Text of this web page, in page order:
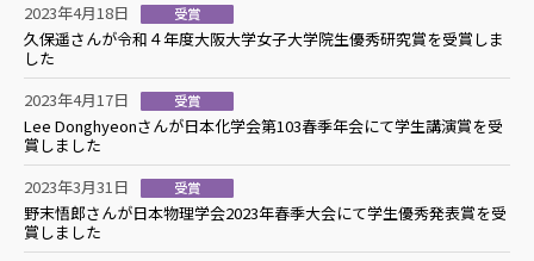
2023年4月18日
受賞
久保遥さんが令和４年度大阪大学女子大学院生優秀研究賞を受賞しま
した
2023年4月17日
受賞
Lee Donghyeonさんが日本化学会第103春季年会にて学生講演賞を受
賞しました
2023年3月31日
受賞
野末悟郎さんが日本物理学会2023年春季大会にて学生優秀発表賞を受
賞しました